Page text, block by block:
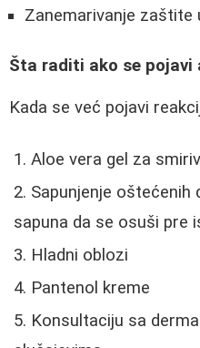
Zanemarivanje zaštite
Šta raditi ako se pojavi
Kada se već pojavi
Aloe vera gel za
Sapunjenje oštećenih
sapuna da se osuši pre
Hladni oblozi
Pantenol kreme
Konsultaciju sa